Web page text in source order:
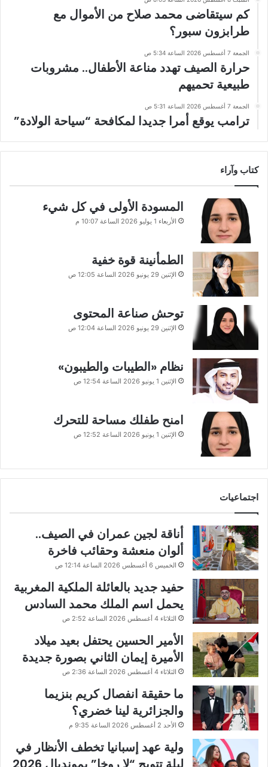
كم سيتقاضى محمد صلاح من الأموال مع
طرابزون سبور؟
الجمعة 7 أغسطس 2026 الساعة 5:34 ص
حرارة الصيف تهدد مناعة الأطفال.. مشروبات
طبيعية تحميهم
الجمعة 7 أغسطس 2026 الساعة 5:31 ص
ترامب يوقع أمرا جديدا لمكافحة “سياحة الولادة”
كتاب وآراء
المسودة الأولى في كل شيء
الأربعاء 1 يوليو 2026 الساعة 10:07 م
الطمأنينة قوة خفية
الإثنين 29 يونيو 2026 الساعة 12:05 ص
توحش صناعة المحتوى
الإثنين 29 يونيو 2026 الساعة 12:04 ص
نظام «الطيبات والطيبون»
الإثنين 1 يونيو 2026 الساعة 12:54 ص
امنح طفلك مساحة للتحرك
الإثنين 1 يونيو 2026 الساعة 12:52 ص
اجتماعيات
أناقة لجين عمران في الصيف..
ألوان منعشة وحقائب فاخرة
الخميس 6 أغسطس 2026 الساعة 12:14 ص
حفيد جديد بالعائلة الملكية المغربية
يحمل اسم الملك محمد السادس
الثلاثاء 4 أغسطس 2026 الساعة 2:52 ص
الأمير الحسين يحتفل بعيد ميلاد
الأميرة إيمان الثاني بصورة جديدة
الثلاثاء 4 أغسطس 2026 الساعة 2:36 ص
ما حقيقة انفصال كريم بنزيما
والجزائرية لينا خضري؟
الأحد 2 أغسطس 2026 الساعة 9:35 م
ولية عهد إسبانيا تخطف الأنظار في